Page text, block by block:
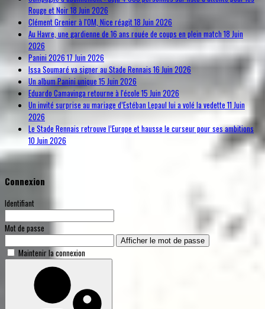
Rouge et Noir18 Juin 2026
Clément Grenier à l'OM, Nice réagit18 Juin 2026
Au Havre, une gardienne de 16 ans rouée de coups en plein match18 Juin
2026
Panini 202617 Juin 2026
Issa Soumaré va signer au Stade Rennais16 Juin 2026
Un album Panini unique 15 Juin 2026
Eduardo Camavinga retourne à l'école15 Juin 2026
Un invité surprise au mariage d’Estéban Lepaul lui a volé la vedette11 Juin
2026
Le Stade Rennais retrouve l’Europe et hausse le curseur pour ses ambitions
10 Juin 2026
Connexion
Identifiant
Mot de passe
Afficher le mot de passe
Maintenir la connexion